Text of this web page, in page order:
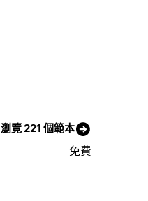
瀏覽 221 個範本
免費